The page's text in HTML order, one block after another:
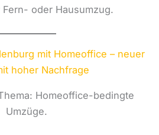
oder Hausumzug.
mit Homeoffice – neuer
hoher Nachfrage
Homeoffice-bedingte
Umzüge.